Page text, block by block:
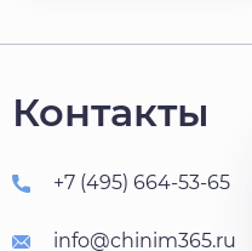
Контакты
+7 (495) 664-53-65
info@chinim365.ru